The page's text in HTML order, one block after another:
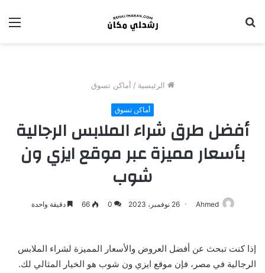
الرئيسية / أماكن تسوق
أماكن تسوق
أفضل طرق شراء الملابس الرجالية
بأسعار مميزة عبر موقع ايزي ون
شوب
Ahmed 26 نوفمبر، 2023 0
66 دقيقة واحدة
إذا كنت تبحث عن أفضل العروض والأسعار المميزة لشراء الملابس
الرجالية في مصر، فإن موقع ايزي ون شوب هو الخيار المثالي لك.